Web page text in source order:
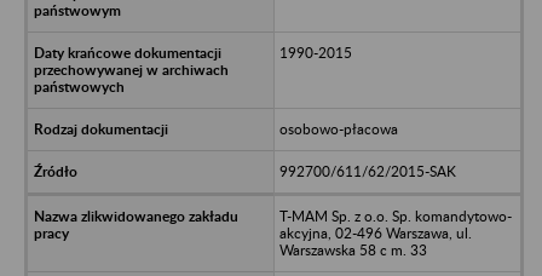
1990-2015
osobowo-płacowa
992700/611/62/2015-SAK
T-MAM Sp. z o.o. Sp. komandytowo-
akcyjna, 02-496 Warszawa, ul.
Warszawska 58 c m. 33